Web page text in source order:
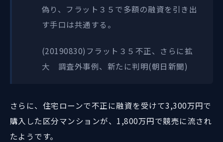
偽り、フラット３５で多額の融資を引き出
す手口は共通する。
(20190830)フラット３５不正、さらに拡
大 調査外事例、新たに判明(朝日新聞)
さらに、住宅ローンで不正に融資を受けて3,300万円で
購入した区分マンションが、1,800万円で競売に流され
たようです。